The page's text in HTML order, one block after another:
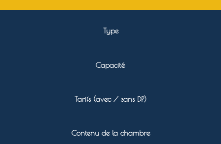
Type
Capacité
Tarifs (avec / sans DP)
Contenu de la chambre